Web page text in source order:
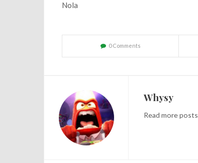
Nola
0 Comments
Whysy
Read more posts